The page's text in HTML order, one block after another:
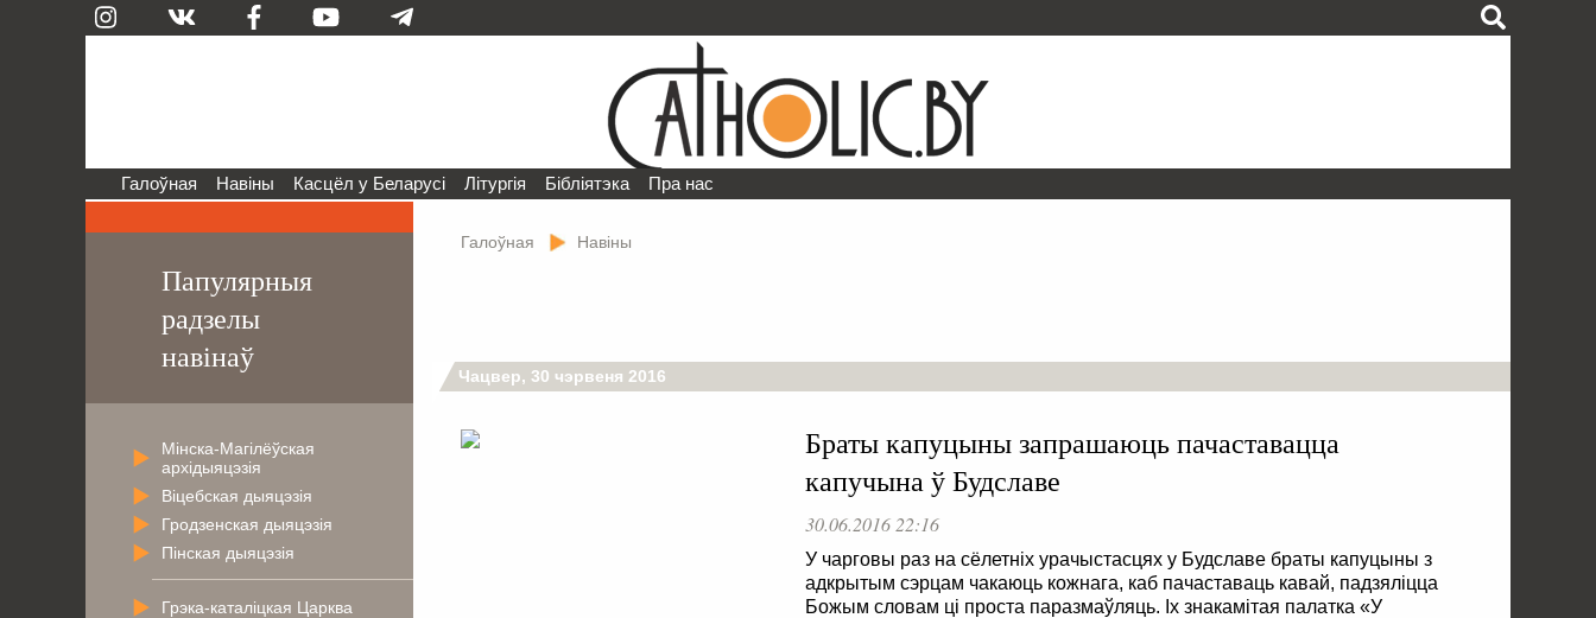
Галоўная Навіны Касцёл у Беларусі Літургія Бібліятэка Пра нас
Галоўная Навіны
Чацвер, 30 чэрвеня 2016
Браты капуцыны запрашаюць пачаставацца
капучына ў Будславе
30.06.2016 22:16
У чарговы раз на сёлетніх урачыстасцях у Будславе браты капуцыны з
адкрытым сэрцам чакаюць кожнага, каб пачаставаць кавай, падзяліцца
Божым словам ці проста паразмаўляць. Іх знакамітая палатка «У
Папулярныя
радзелы
навінаў
Мінска-Магілёўская
архідыяцэзія
Віцебская дыяцэзія
Гродзенская дыяцэзія
Пінская дыяцэзія
Грэка-каталіцкая Царква